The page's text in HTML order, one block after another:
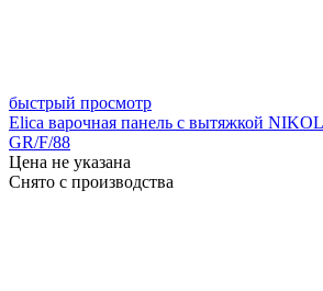
быстрый просмотр
Elica варочная панель с вытяжкой
GR/F/88
Цена не указана
Снято с производства